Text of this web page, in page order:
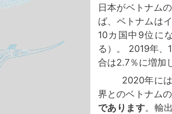
日本がベトナム
ば、ベトナムは
10カ国中9位に
る）。 2019年、
合は2.7％に増加
2020年に
界とのベトナム
であります。輸